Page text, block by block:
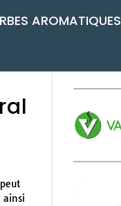
AROMATIQUES
ainsi